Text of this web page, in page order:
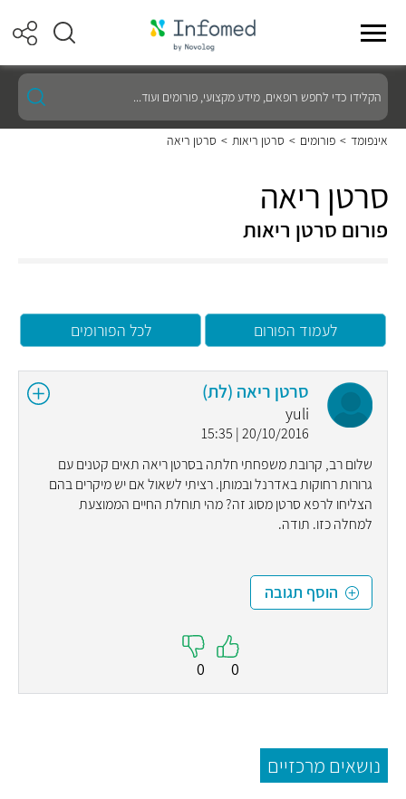
הקלידו
כדי
לחפש
רופאים,
מידע
ועוד...
אינפומד > פורומים > סרטן ריאות > סרטן ריאה
סרטן ריאה
פורום סרטן ריאות
לעמוד הפורום לכל הפורומים
סרטן ריאה (לת)
yuli
20/10/2016 | 15:35
שלום רב, קרובת משפחתי חלתה בסרטן ריאה תאים קטנים עם
גרורות רחוקות באדרנל ובמותן. רציתי לשאול אם יש מיקרים בהם
הצליחו לרפא סרטן מסוג זה? מהי תוחלת החיים הממוצעת
למחלה כזו. תודה.
הוסף תגובה
0
0
נושאים מרכזיים